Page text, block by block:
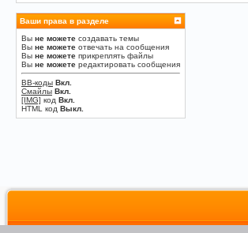
Ваши права в разделе
Вы не можете создавать темы
Вы не можете отвечать на сообщения
Вы не можете прикреплять файлы
Вы не можете редактировать сообщения
BB-коды Вкл.
Смайлы Вкл.
[IMG] код Вкл.
HTML код Выкл.